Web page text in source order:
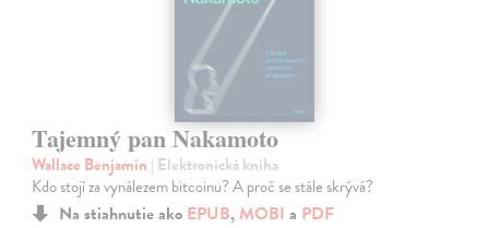
Tajemný pan Nakamoto
Wallace Benjamin | Elektronická kniha
Kdo stojí za vynálezem bitcoinu? A proč se stále skrývá?
Na stiahnutie ako EPUB, MOBI a PDF